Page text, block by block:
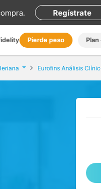
. Regístrate
Pierde peso
Eurofins Análisis